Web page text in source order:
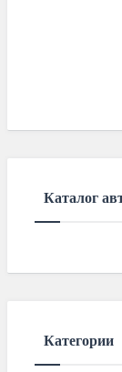
Каталог
Категории